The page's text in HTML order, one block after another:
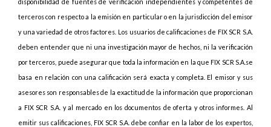
terceros con respecto a la emisión en particular o en la jurisdicción del emisor
y una variedad de otros factores. Los usuarios de calificaciones de FIX SCR S.A.
deben entender que ni una investigación mayor de hechos, ni la verificación
por terceros, puede asegurar que toda la información en la que FIX SCR S.A.se
basa en relación con una calificación será exacta y completa. El emisor y sus
asesores son responsables de la exactitud de la información que proporcionan
a FIX SCR S.A. y al mercado en los documentos de oferta y otros informes. Al
emitir sus calificaciones, FIX SCR S.A. debe confiar en la labor de los expertos,